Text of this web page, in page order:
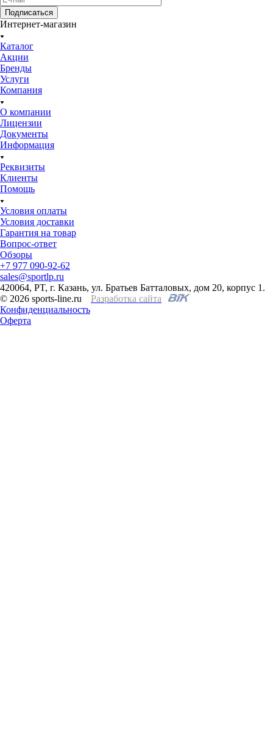
Подписаться
Интернет-магазин
Каталог
Акции
Бренды
Услуги
Компания
О компании
Лицензии
Документы
Информация
Реквизиты
Клиенты
Помощь
Условия оплаты
Условия доставки
Гарантия на товар
Вопрос-ответ
Обзоры
+7 977 090-92-62
sales@sportlp.ru
420064, PT, г. Казань, ул. Братьев Батталовых, дом 20, корпус 1.
© 2026 sports-line.ru
Разработка сайта
Конфиденциальность
Оферта